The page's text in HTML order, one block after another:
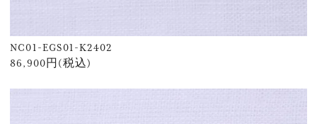
NC01-EGS01-K2402
86,900円(税込)